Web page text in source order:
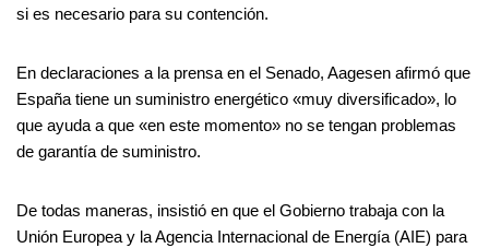
si es necesario para su contención.
En declaraciones a la prensa en el Senado, Aagesen afirmó que
España tiene un suministro energético «muy diversificado», lo
que ayuda a que «en este momento» no se tengan problemas
de garantía de suministro.
De todas maneras, insistió en que el Gobierno trabaja con la
Unión Europea y la Agencia Internacional de Energía (AIE) para